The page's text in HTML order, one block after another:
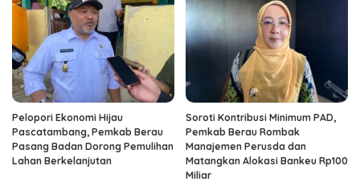
Pelopori Ekonomi Hijau
Pascatambang, Pemkab Berau
Pasang Badan Dorong Pemulihan
Lahan Berkelanjutan
Soroti Kontribusi Minimum PAD,
Pemkab Berau Rombak
Manajemen Perusda dan
Matangkan Alokasi Bankeu Rp100
Miliar